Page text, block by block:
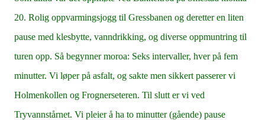
20. Rolig oppvarmingsjogg til Gressbanen og deretter en liten
pause med klesbytte, vanndrikking, og diverse oppmuntring til
turen opp. Så begynner moroa: Seks intervaller, hver på fem
minutter. Vi løper på asfalt, og sakte men sikkert passerer vi
Holmenkollen og Frognerseteren. Til slutt er vi ved
Tryvannstårnet. Vi pleier å ha to minutter (gående) pause